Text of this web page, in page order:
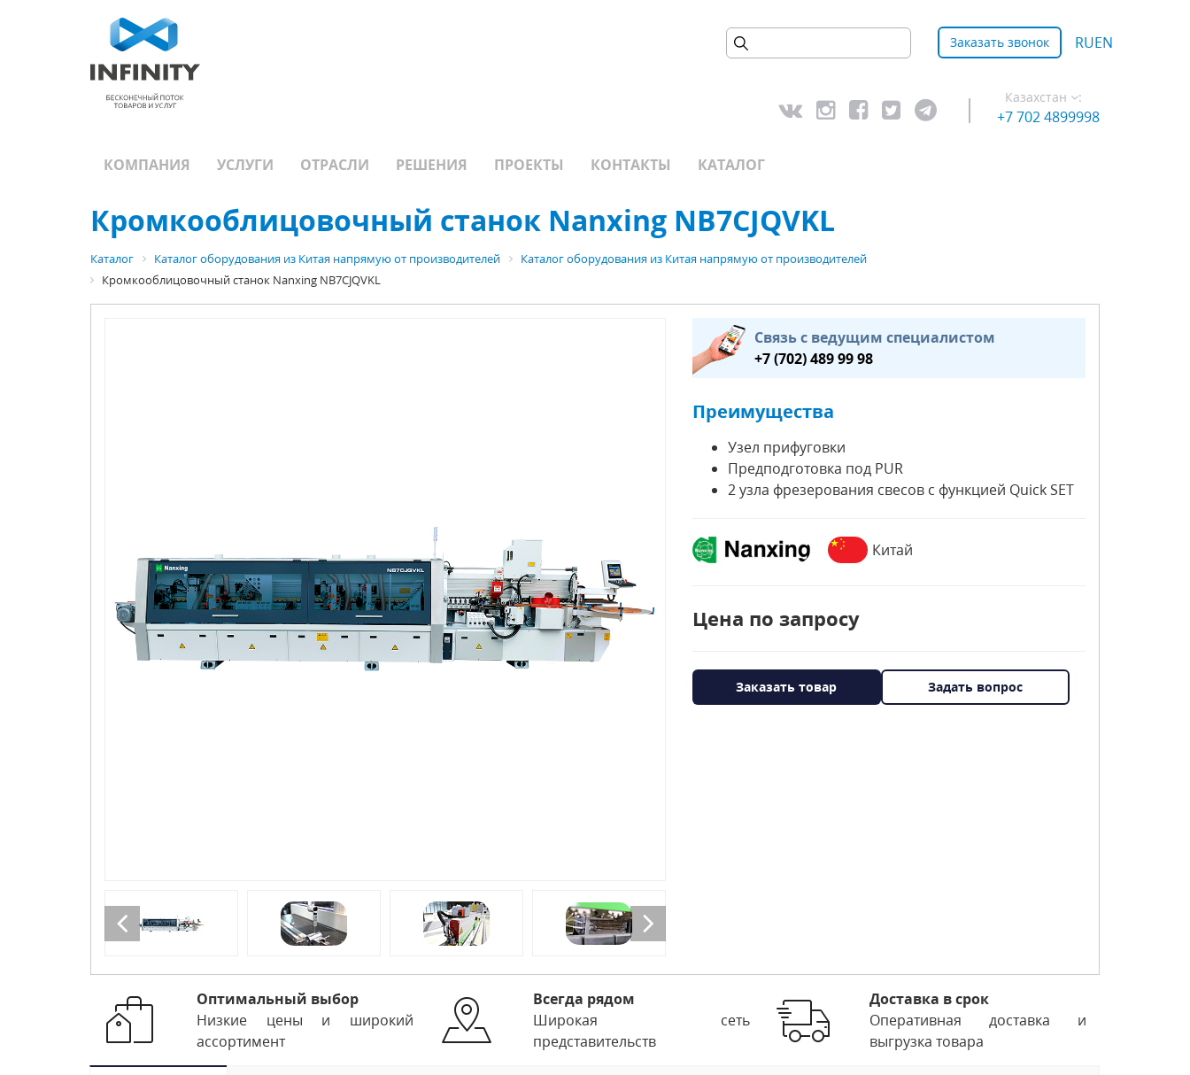
Заказать звонок RUEN
Казахстан :
+7 702 4899998
КОМПАНИЯ УСЛУГИ ОТРАСЛИ РЕШЕНИЯ ПРОЕКТЫ КОНТАКТЫ КАТАЛОГ
Кромкооблицовочный станок Nanxing NB7CJQVKL
Каталог Каталог оборудования из Китая напрямую от производителей
Каталог оборудования из Китая напрямую от производителей
Кромкооблицовочный станок Nanxing NB7CJQVKL
Связь с ведущим специалистом
+7 (702) 489 99 98
Преимущества
Узел прифуговки
Предподготовка под PUR
2 узла фрезерования свесов с функцией Quick SET
Китай
Цена по запросу
Заказать товар Задать вопрос
Оптимальный выбор
Низкие цены и широкий
ассортимент
Всегда рядом
Широкая сеть
представительств
Доставка в срок
Оперативная доставка и
выгрузка товара